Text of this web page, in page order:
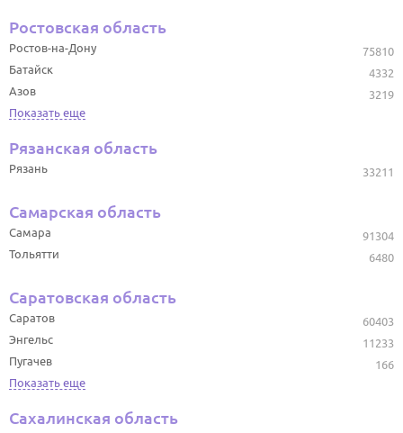
Ростовская область
75810
Ростов-на-Дону
4332
Батайск
3219
Азов
Показать еще
Рязанская область
33211
Рязань
Самарская область
91304
Самара
6480
Тольятти
Саратовская область
60403
Саратов
11233
Энгельс
166
Пугачев
Показать еще
Сахалинская область